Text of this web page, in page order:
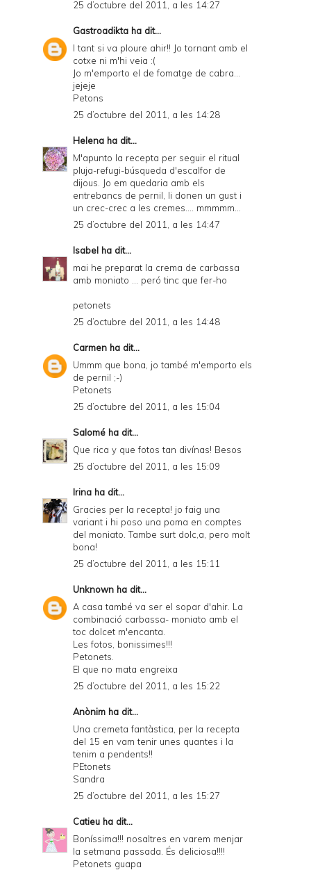
25 d’octubre del 2011, a les 14:27
Gastroadikta ha dit...
I tant si va ploure ahir!! Jo tornant amb el
cotxe ni m'hi veia :(
Jo m'emporto el de fomatge de cabra...
jejeje
Petons
25 d’octubre del 2011, a les 14:28
Helena ha dit...
M'apunto la recepta per seguir el ritual
pluja-refugi-búsqueda d'escalfor de
dijous. Jo em quedaria amb els
entrebancs de pernil, li donen un gust i
un crec-crec a les cremes.... mmmmm...
25 d’octubre del 2011, a les 14:47
Isabel ha dit...
mai he preparat la crema de carbassa
amb moniato ... peró tinc que fer-ho
petonets
25 d’octubre del 2011, a les 14:48
Carmen ha dit...
Ummm que bona, jo també m'emporto els
de pernil ;-)
Petonets
25 d’octubre del 2011, a les 15:04
Salomé ha dit...
Que rica y que fotos tan divínas! Besos
25 d’octubre del 2011, a les 15:09
Irina ha dit...
Gracies per la recepta! jo faig una
variant i hi poso una poma en comptes
del moniato. Tambe surt dolc,a, pero molt
bona!
25 d’octubre del 2011, a les 15:11
Unknown ha dit...
A casa també va ser el sopar d'ahir. La
combinació carbassa- moniato amb el
toc dolcet m'encanta.
Les fotos, bonissimes!!!
Petonets.
El que no mata engreixa
25 d’octubre del 2011, a les 15:22
Anònim ha dit...
Una cremeta fantàstica, per la recepta
del 15 en vam tenir unes quantes i la
tenim a pendents!!
PEtonets
Sandra
25 d’octubre del 2011, a les 15:27
Catieu ha dit...
Boníssima!!! nosaltres en varem menjar
la setmana passada. És deliciosa!!!!
Petonets guapa